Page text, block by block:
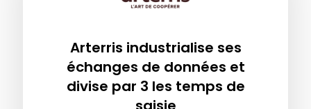
Arterris industrialise ses
échanges de données et
divise par 3 les temps de